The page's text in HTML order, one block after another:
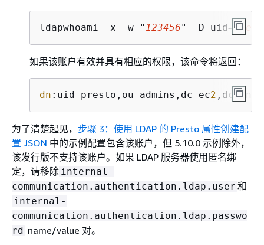
ldapwhoami -x -w " 123456" -D uid=
如果该账户有效并具有相应的权限，该命令将返回：
dn :uid=presto,ou=admins,dc=ec2
为了清楚起见， 步骤 3：使用 LDAP 的 Presto 属性创建配
置 JSON 中的示例配置包含该账户，但 5.10.0 示例除外，
该发行版不支持该账户。如果 LDAP 服务器使用匿名绑
定，请移除 internal-
communication.authentication.ldap.user 和
internal-
communication.authentication.ldap.passwo
rd name/value 对。